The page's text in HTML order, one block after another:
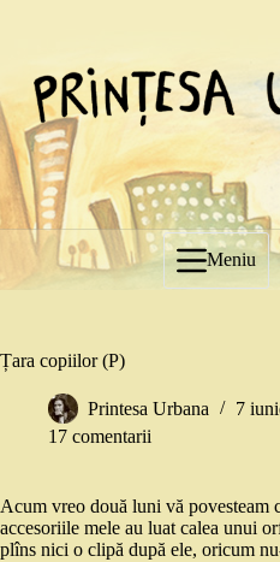
Meniu
Țara copiilor (P)
Printesa Urbana 7
17 comentarii
Acum vreo două luni vă povesteam
accesoriile mele au luat calea unui
plîns nici o clipă după ele, oricum